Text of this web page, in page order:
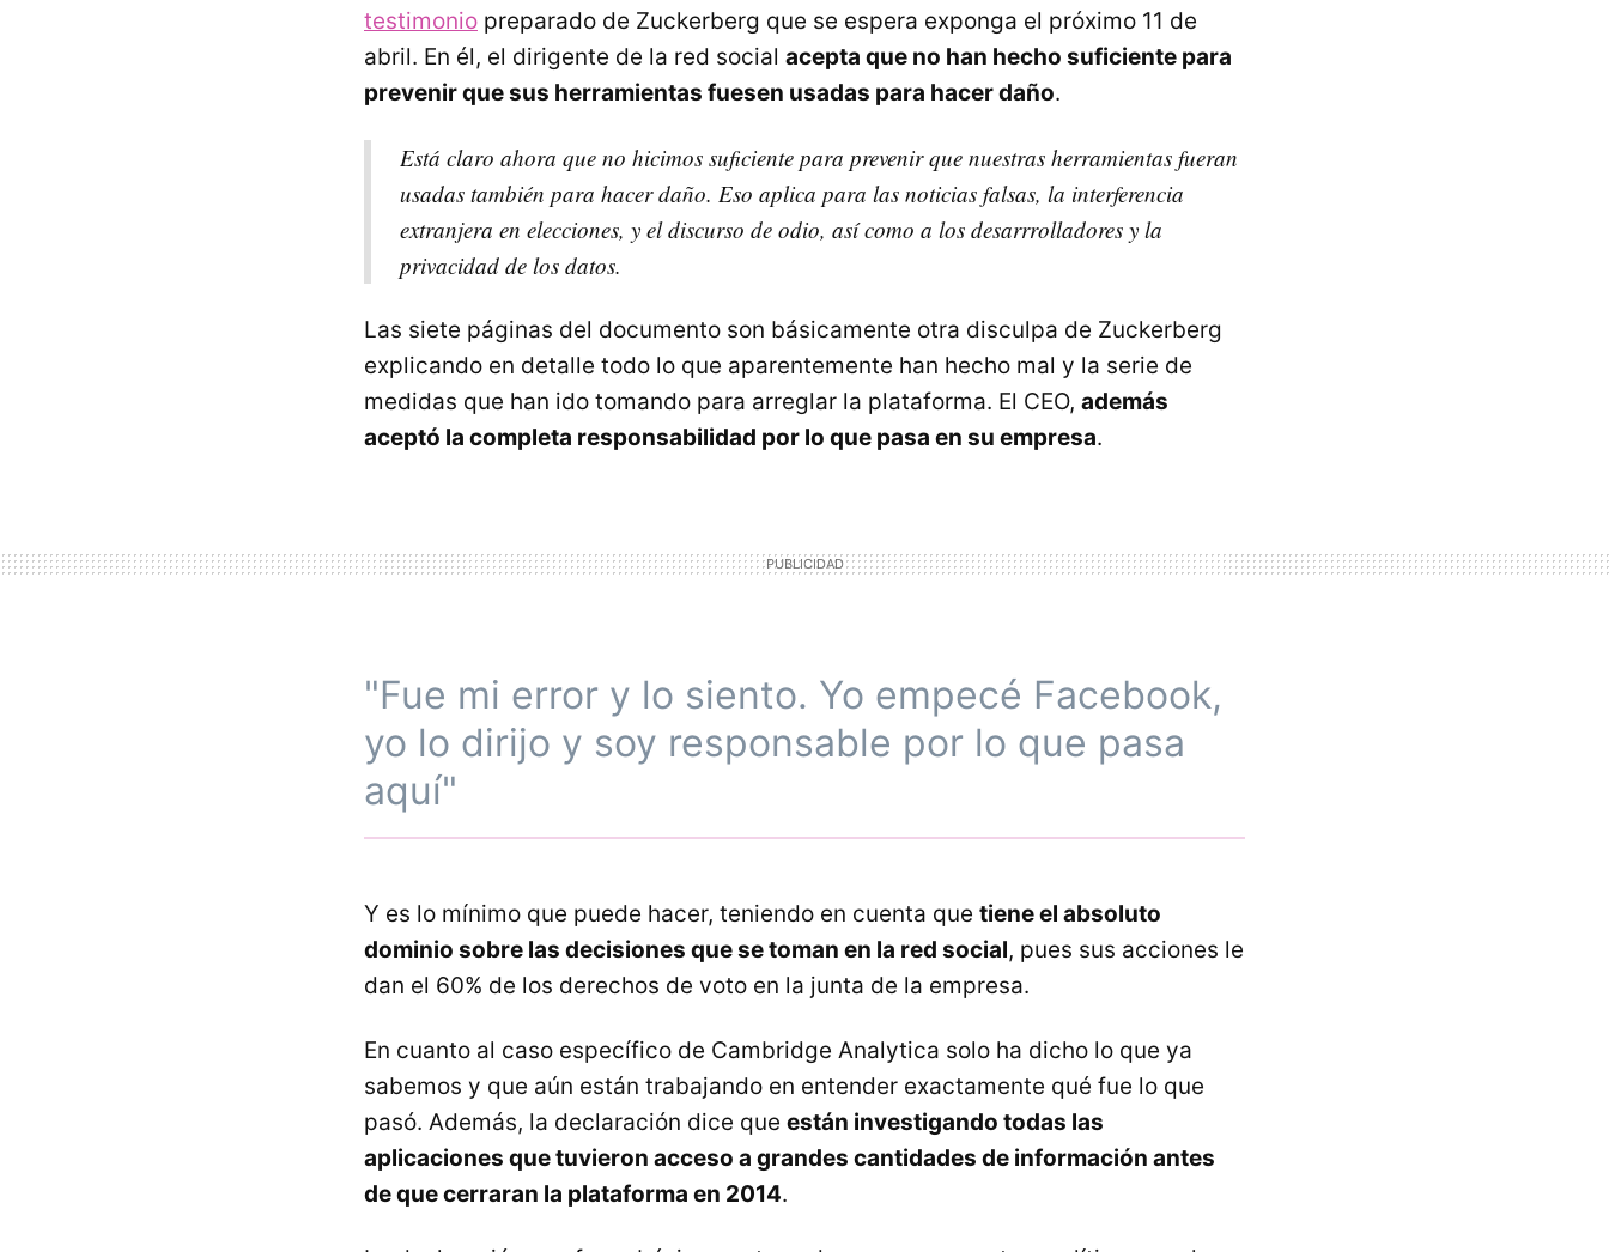
testimonio preparado de Zuckerberg que se espera exponga el próximo 11 de
abril. En él, el dirigente de la red social acepta que no han hecho suficiente para
prevenir que sus herramientas fuesen usadas para hacer daño.
Está claro ahora que no hicimos suficiente para prevenir que nuestras herramientas fueran
usadas también para hacer daño. Eso aplica para las noticias falsas, la interferencia
extranjera en elecciones, y el discurso de odio, así como a los desarrrolladores y la
privacidad de los datos.
Las siete páginas del documento son básicamente otra disculpa de Zuckerberg
explicando en detalle todo lo que aparentemente han hecho mal y la serie de
medidas que han ido tomando para arreglar la plataforma. El CEO, además
aceptó la completa responsabilidad por lo que pasa en su empresa.
"Fue mi error y lo siento. Yo empecé Facebook,
yo lo dirijo y soy responsable por lo que pasa
aquí"
Y es lo mínimo que puede hacer, teniendo en cuenta que tiene el absoluto
dominio sobre las decisiones que se toman en la red social, pues sus acciones le
dan el 60% de los derechos de voto en la junta de la empresa.
En cuanto al caso específico de Cambridge Analytica solo ha dicho lo que ya
sabemos y que aún están trabajando en entender exactamente qué fue lo que
pasó. Además, la declaración dice que están investigando todas las
aplicaciones que tuvieron acceso a grandes cantidades de información antes
de que cerraran la plataforma en 2014.